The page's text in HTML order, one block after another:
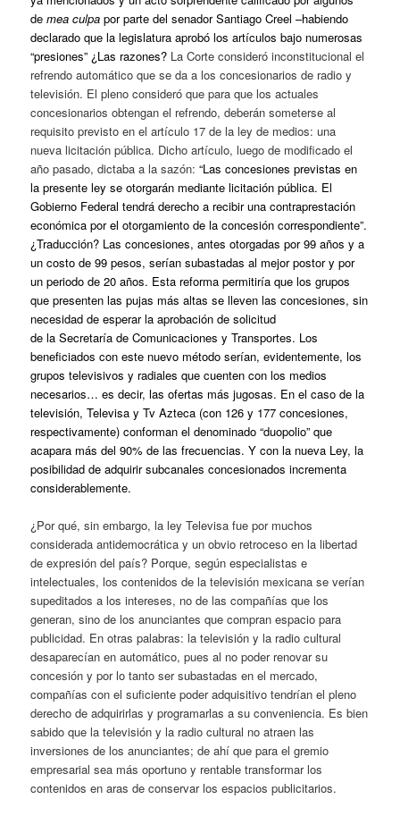
demea culpa por parte del senador Santiago Creel –habiendo
declarado que la legislatura aprobó los artículos bajo numerosas
“presiones” ¿Las razones? La Corte consideró inconstitucional el
refrendo automático que se da a los concesionarios de radio y
televisión. El pleno consideró que para que los actuales
concesionarios obtengan el refrendo, deberán someterse al
requisito previsto en el artículo 17 de la ley de medios: una
nueva licitación pública. Dicho artículo, luego de modificado el
año pasado, dictaba a la sazón: “Las concesiones previstas en
la presente ley se otorgarán mediante licitación pública. El
Gobierno Federal tendrá derecho a recibir una contraprestación
económica por el otorgamiento de la concesión correspondiente”.
¿Traducción? Las concesiones, antes otorgadas por 99 años y a
un costo de 99 pesos, serían subastadas al mejor postor y por
un periodo de 20 años. Esta reforma permitiría que los grupos
que presenten las pujas más altas se lleven las concesiones, sin
necesidad de esperar la aprobación de solicitud
de laSecretaría de Comunicaciones y Transportes. Los
beneficiados con este nuevo método serían, evidentemente, los
grupos televisivos y radiales que cuenten con los medios
necesarios… es decir, las ofertas más jugosas. En el caso de la
televisión, Televisa y Tv Azteca (con 126 y 177 concesiones,
respectivamente) conforman el denominado “duopolio” que
acapara más del 90% de las frecuencias. Y con la nueva Ley, la
posibilidad de adquirir subcanales concesionados incrementa
considerablemente.
¿Por qué, sin embargo, la ley Televisa fue por muchos
considerada antidemocrática y un obvio retroceso en la libertad
de expresión del país? Porque, según especialistas e
intelectuales, los contenidos de la televisión mexicana se verían
supeditados a los intereses, no de las compañías que los
generan, sino de los anunciantes que compran espacio para
publicidad. En otras palabras: la televisión y la radio cultural
desaparecían en automático, pues al no poder renovar su
concesión y por lo tanto ser subastadas en el mercado,
compañías con el suficiente poder adquisitivo tendrían el pleno
derecho de adquirirlas y programarlas a su conveniencia. Es bien
sabido que la televisión y la radio cultural no atraen las
inversiones de los anunciantes; de ahí que para el gremio
empresarial sea más oportuno y rentable transformar los
contenidos en aras de conservar los espacios publicitarios.